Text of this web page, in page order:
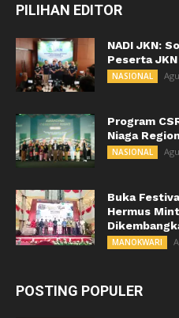
PILIHAN EDITOR
NADI JKN:
Peserta JKN
NASIONAL
Program
Niaga
NASIONAL
Buka
Hermus
MANOKWARI
POSTING POPULER